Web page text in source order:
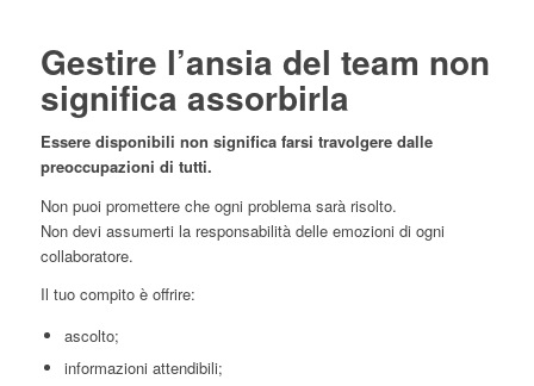
Gestire l’ansia del team non
significa assorbirla
Essere disponibili non significa farsi travolgere dalle
preoccupazioni di tutti.
Non puoi promettere che ogni problema sarà risolto.
Non devi assumerti la responsabilità delle emozioni di ogni
collaboratore.
Il tuo compito è offrire:
ascolto;
informazioni attendibili;